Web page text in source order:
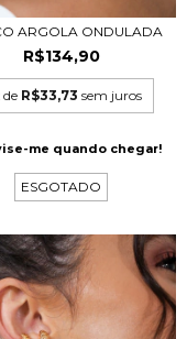
ARGOLA ONDULADA
R$134,90
de R$33,73 sem juros
me quando chegar!
ESGOTADO